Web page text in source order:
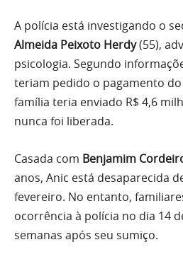
A polícia está investigando o
Almeida Peixoto Herdy(55),
psicologia. Segundo
teriam pedido o pagamento
família teria enviado R$ 4,6
nunca foi liberada.
Casada com Benjamim
anos, Anic está desaparecida
fevereiro. No entanto,
ocorrência à polícia no dia 14
semanas após seu sumiço.